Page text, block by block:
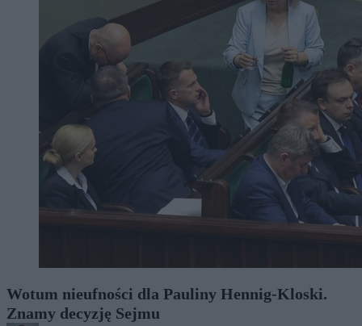
Wotum nieufności dla Pauliny Hennig-Kloski.
Znamy decyzję Sejmu